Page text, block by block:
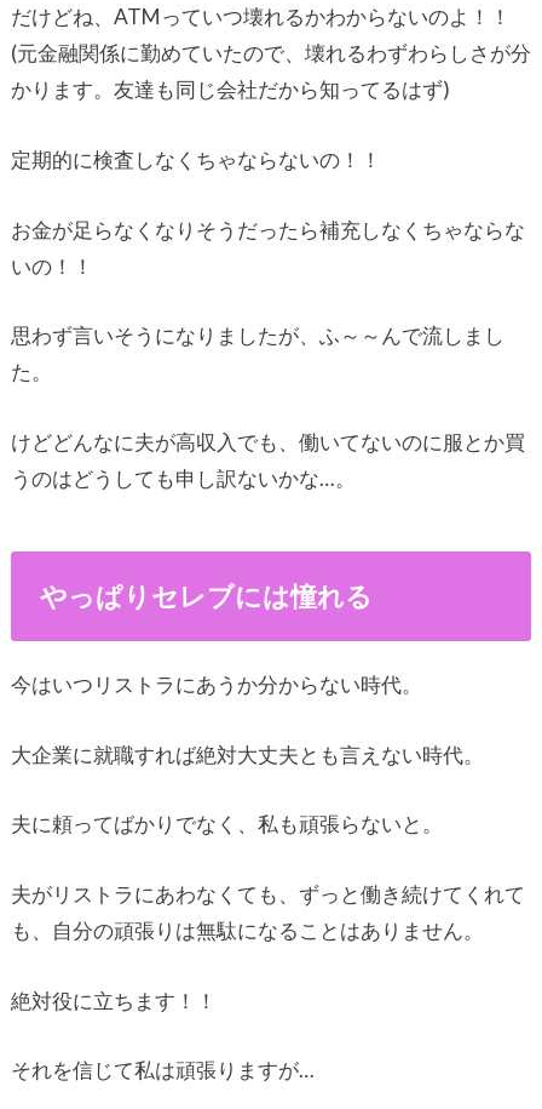
だけどね、ATMっていつ壊れるかわからないのよ！！
(元金融関係に勤めていたので、壊れるわずわらしさが分
かります。友達も同じ会社だから知ってるはず)
定期的に検査しなくちゃならないの！！
お金が足らなくなりそうだったら補充しなくちゃならな
いの！！
思わず言いそうになりましたが、ふ～～んで流しまし
た。
けどどんなに夫が高収入でも、働いてないのに服とか買
うのはどうしても申し訳ないかな…。
やっぱりセレブには憧れる
今はいつリストラにあうか分からない時代。
大企業に就職すれば絶対大丈夫とも言えない時代。
夫に頼ってばかりでなく、私も頑張らないと。
夫がリストラにあわなくても、ずっと働き続けてくれて
も、自分の頑張りは無駄になることはありません。
絶対役に立ちます！！
それを信じて私は頑張りますが…